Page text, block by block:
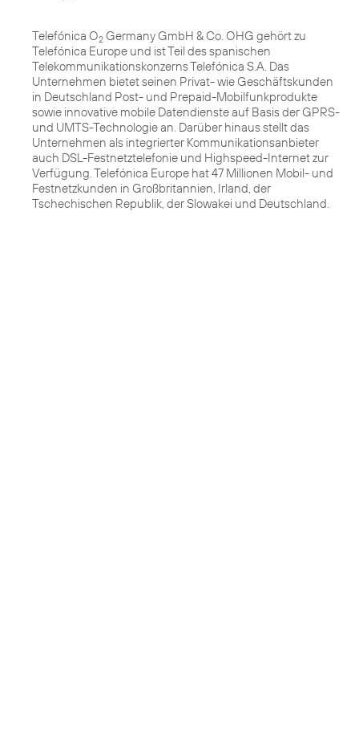
Telefónica O2 Germany GmbH & Co. OHG gehört zu
Telefónica Europe und ist Teil des spanischen
Telekommunikationskonzerns Telefónica S.A. Das
Unternehmen bietet seinen Privat- wie Geschäftskunden
in Deutschland Post- und Prepaid-Mobilfunkprodukte
sowie innovative mobile Datendienste auf Basis der GPRS-
und UMTS-Technologie an. Darüber hinaus stellt das
Unternehmen als integrierter Kommunikationsanbieter
auch DSL-Festnetztelefonie und Highspeed-Internet zur
Verfügung. Telefónica Europe hat 47 Millionen Mobil- und
Festnetzkunden in Großbritannien, Irland, der
Tschechischen Republik, der Slowakei und Deutschland.